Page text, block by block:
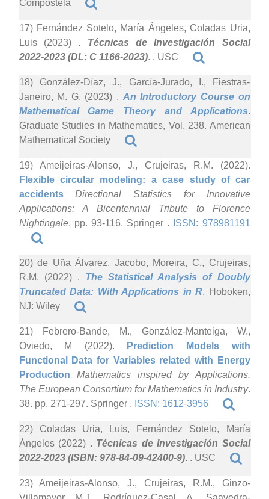
Compostela
17) Fernández Sotelo, María Ángeles, Coladas Uria,
Luis (2023) . Técnicas de Investigación Social
2022-2023 (DL: C 1166-2023). . USC
18) González-Díaz, J., García-Jurado, I., Fiestras-
Janeiro, M. G. (2023) . An Introductory Course on
Mathematical Game Theory and Applications.
Graduate Studies in Mathematics, Vol. 238. American
Mathematical Society
19) Ameijeiras-Alonso, J., Crujeiras, R.M. (2022).
Flexible circular modeling: a case study of car
accidentsDirectional Statistics for Innovative
Applications: A Bicentennial Tribute to Florence
Nightingale. pp. 93-116. Springer . ISSN: 978981191
20) de Uña Álvarez, Jacobo, Moreira, C., Crujeiras,
R.M. (2022) . The Statistical Analysis of Doubly
Truncated Data: With Applications in R. Hoboken,
NJ: Wiley
21) Febrero-Bande, M., González-Manteiga, W.,
Oviedo, M (2022).
Prediction Models with
Functional Data for Variables related with Energy
Production Mathematics inspired by Applications.
The European Consortium for Mathematics in Industry.
38. pp. 271-297. Springer . ISSN: 1612-3956
22) Coladas Uria, Luis, Fernández Sotelo, María
Ángeles (2022) . Técnicas de Investigación Social
2022-2023 (ISBN: 978-84-09-42400-9). . USC
23) Ameijeiras-Alonso, J., Crujeiras, R.M., Ginzo-